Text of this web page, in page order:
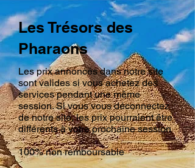
Les Trésors des
Pharaons
Les prix annoncés dans notre site
sont valides si vous achetez des
services pendant une même
session. Si vous vous déconnectez
de notre site, les prix pourraient être
différents à votre prochaine session
100% non remboursable